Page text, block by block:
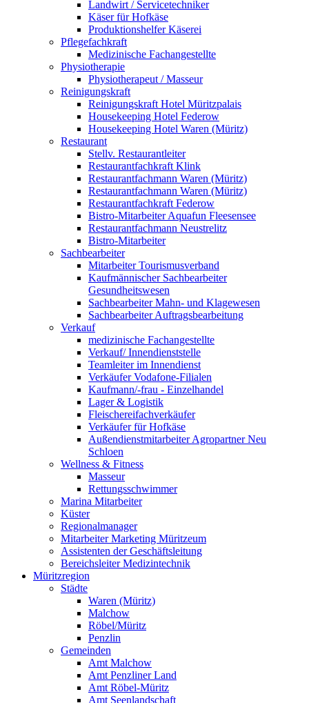
Landwirt / Servicetechniker
Käser für Hofkäse
Produktionshelfer Käserei
Pflegefachkraft
Medizinische Fachangestellte
Physiotherapie
Physiotherapeut / Masseur
Reinigungskraft
Reinigungskraft Hotel Müritzpalais
Housekeeping Hotel Federow
Housekeeping Hotel Waren (Müritz)
Restaurant
Stellv. Restaurantleiter
Restaurantfachkraft Klink
Restaurantfachmann Waren (Müritz)
Restaurantfachmann Waren (Müritz)
Restaurantfachkraft Federow
Bistro-Mitarbeiter Aquafun Fleesensee
Restaurantfachmann Neustrelitz
Bistro-Mitarbeiter
Sachbearbeiter
Mitarbeiter Tourismusverband
Kaufmännischer Sachbearbeiter
Gesundheitswesen
Sachbearbeiter Mahn- und Klagewesen
Sachbearbeiter Auftragsbearbeitung
Verkauf
medizinische Fachangestellte
Verkauf/ Innendienststelle
Teamleiter im Innendienst
Verkäufer Vodafone-Filialen
Kaufmann/-frau - Einzelhandel
Lager & Logistik
Fleischereifachverkäufer
Verkäufer für Hofkäse
Außendienstmitarbeiter Agropartner Neu
Schloen
Wellness & Fitness
Masseur
Rettungsschwimmer
Marina Mitarbeiter
Küster
Regionalmanager
Mitarbeiter Marketing Müritzeum
Assistenten der Geschäftsleitung
Bereichsleiter Medizintechnik
Müritzregion
Städte
Waren (Müritz)
Malchow
Röbel/Müritz
Penzlin
Gemeinden
Amt Malchow
Amt Penzliner Land
Amt Röbel-Müritz
Amt Seenlandschaft